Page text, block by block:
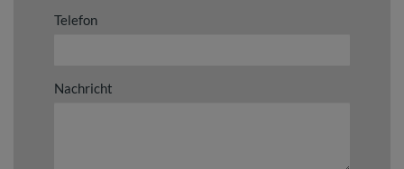
Telefon
Nachricht